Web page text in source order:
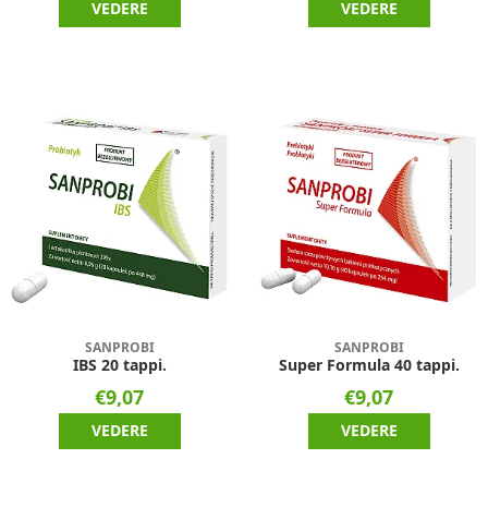
VEDERE VEDERE
SANPROBI
IBS 20 tappi.
€9,07
VEDERE
SANPROBI
Super Formula 40 tappi.
€9,07
VEDERE